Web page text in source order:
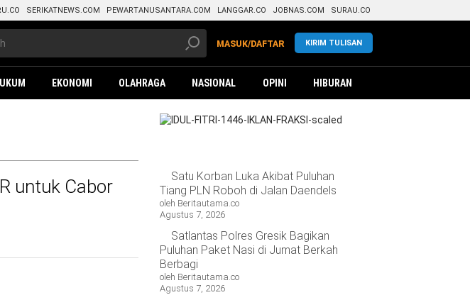
SERIKATNEWS.COM PEWARTANUSANTARA.COM LANGGAR.CO JOBNAS.COM SURAU.CO
KIRIM TULISAN
MASUK/DAFTAR
EKONOMI OLAHRAGA NASIONAL OPINI HIBURAN
untuk Cabor
Satu Korban Luka Akibat Puluhan
Tiang PLN Roboh di Jalan Daendels
oleh Beritautama.co
Agustus 7, 2026
Satlantas Polres Gresik Bagikan
Puluhan Paket Nasi di Jumat Berkah
Berbagi
oleh Beritautama.co
Agustus 7, 2026